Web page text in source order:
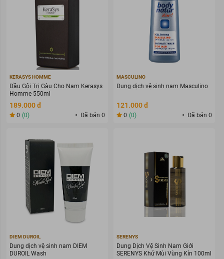
KERASYS HOMME
Dầu Gội Trị Gàu Cho Nam Kerasys
Homme 550ml
189.000 đ
0 (0) Đã bán 0
MASCULINO
Dung dịch vệ sinh nam Masculino
121.000 đ
0 (0) Đã bán 0
DIEM DUROIL
Dung dịch vệ sinh nam DIEM
DUROIL Wash
SERENYS
Dung Dịch Vệ Sinh Nam Giới
SERENYS Khử Mùi Vùng Kín 100ml